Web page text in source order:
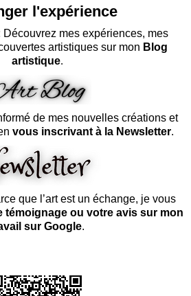
l'expérience
Découvrez mes expériences, mes
artistiques sur mon Blog
artistique.
de mes nouvelles créations et
vous inscrivant à la Newsletter.
que l’art est un échange, je vous
témoignage ou votre avis sur mon
sur Google.